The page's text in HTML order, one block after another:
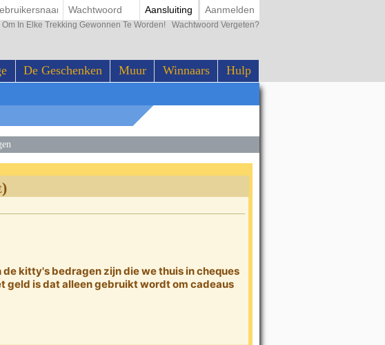
De Geschenken Muur Winnaars Hulp
Aansluiting Aanmelden
In Elke Trekking Gewonnen Te Worden! Wachtwoord Vergeten?
kitty's bedragen zijn die we thuis in cheques
geld is dat alleen gebruikt wordt om cadeaus